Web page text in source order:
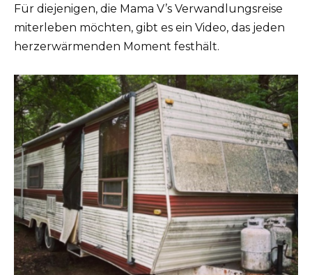
Für diejenigen, die Mama V’s Verwandlungsreise
miterleben möchten, gibt es ein Video, das jeden
herzerwärmenden Moment festhält.